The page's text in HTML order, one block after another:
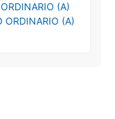
(A)
ORDINARIO (A)